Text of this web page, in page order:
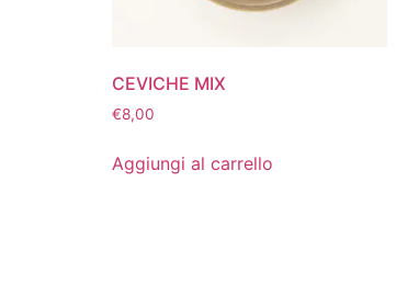
CEVICHE MIX
€8,00
Aggiungi al carrello